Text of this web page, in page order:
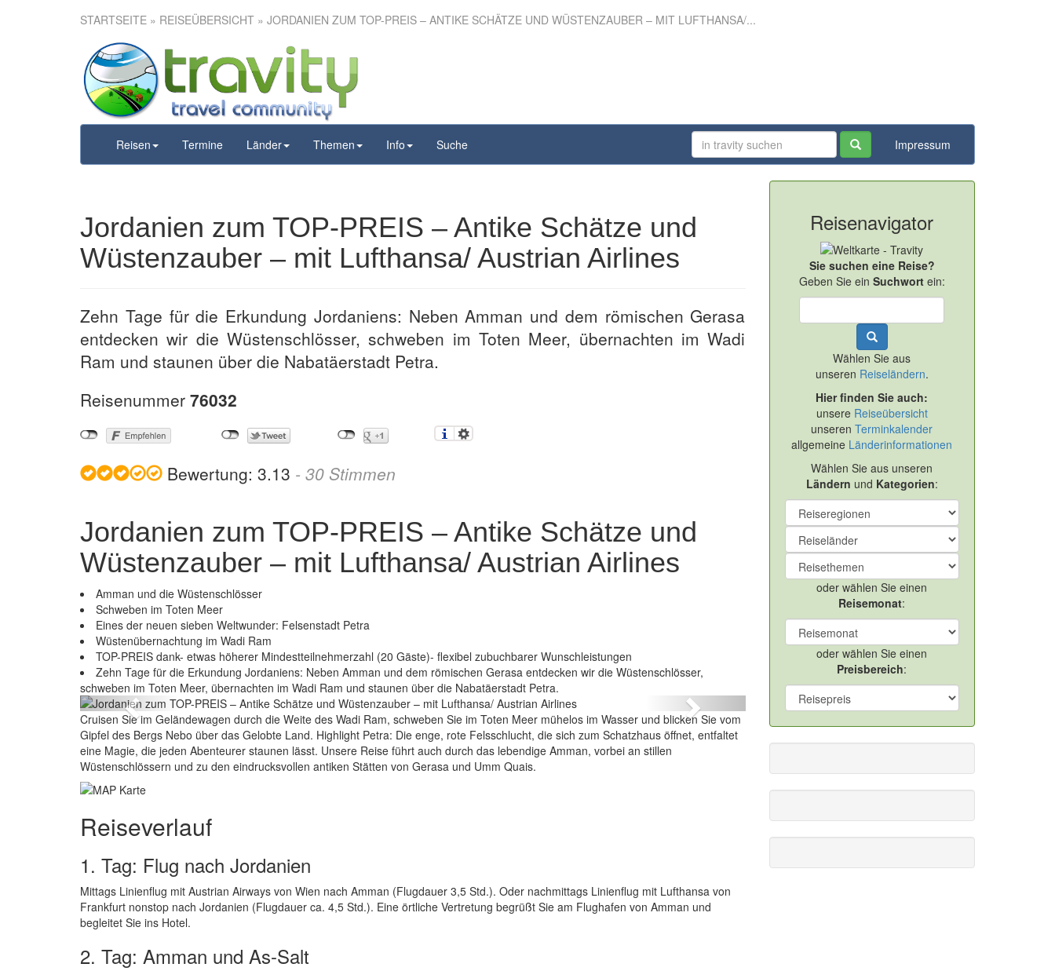
STARTSEITE » REISEÜBERSICHT » JORDANIEN ZUM TOP-PREIS – ANTIKE SCHÄTZE UND WÜSTENZAUBER – MIT LUFTHANSA/...
Reisen Termine Länder Themen Info Suche Impressum
Jordanien zum TOP-PREIS – Antike
Schätze und Wüstenzauber – mit
Lufthansa/ Austrian Airlines
Jordanien zum TOP-PREIS – Antike Schätze und
Wüstenzauber – mit Lufthansa/ Austrian Airlines
Zehn Tage für die Erkundung Jordaniens: Neben Amman und dem römischen Gerasa
entdecken wir die Wüstenschlösser, schweben im Toten Meer, übernachten im Wadi
Ram und staunen über die Nabatäerstadt Petra.
Reisenummer 76032
Bewertung: 3.13 - 30 Stimmen
Jordanien zum TOP-PREIS – Antike Schätze und
Wüstenzauber – mit Lufthansa/ Austrian Airlines
Amman und die Wüstenschlösser
Schweben im Toten Meer
Eines der neuen sieben Weltwunder: Felsenstadt Petra
Wüstenübernachtung im Wadi Ram
TOP-PREIS dank- etwas höherer Mindestteilnehmerzahl (20 Gäste)- flexibel zubuchbarer Wunschleistungen
Zehn Tage für die Erkundung Jordaniens: Neben Amman und dem römischen Gerasa entdecken wir die Wüstenschlösser,
schweben im Toten Meer, übernachten im Wadi Ram und staunen über die Nabatäerstadt Petra.
– mit Lufthansa/... Jordanien zum TOP-PREIS – Antike Schätze und Wüstenzauber – mit Lufthansa/...
Previous Next
Cruisen Sie im Geländewagen durch die Weite des Wadi Ram, schweben Sie im Toten Meer mühelos im Wasser und blicken Sie vom
Gipfel des Bergs Nebo über das Gelobte Land. Highlight Petra: Die enge, rote Felsschlucht, die sich zum Schatzhaus öffnet, entfaltet
eine Magie, die jeden Abenteurer staunen lässt. Unsere Reise führt auch durch das lebendige Amman, vorbei an stillen
Wüstenschlössern und zu den eindrucksvollen antiken Stätten von Gerasa und Umm Quais.
Reiseverlauf
1. Tag: Flug nach Jordanien
Mittags Linienflug mit Austrian Airways von Wien nach Amman (Flugdauer 3,5 Std.). Oder nachmittags Linienflug mit Lufthansa von
Frankfurt nonstop nach Jordanien (Flugdauer ca. 4,5 Std.). Eine örtliche Vertretung begrüßt Sie am Flughafen von Amman und
begleitet Sie ins Hotel.
2. Tag: Amman und As-Salt
Reisenavigator
Sie suchen eine Reise?
Geben Sie ein Suchwortein:
Wählen Sie aus
unseren Reiseländern.
Hier finden Sie auch:
unsere Reiseübersicht
unserenTerminkalender
allgemeine Länderinformationen
Wählen Sie aus unseren
Ländern und Kategorien:
oder wählen Sie einen
Reisemonat:
oder wählen Sie einen
Preisbereich: